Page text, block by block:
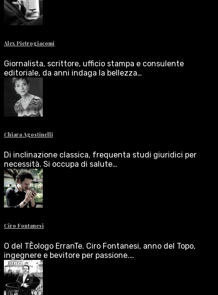
Alex Pietrogiacomi
Giornalista, scrittore, ufficio stampa e consulente
editoriale, da anni indaga la bellezza…
Chiara Agostinelli
Di inclinazione classica, frequenta studi giuridici per
necessità. Si occupa di salute…
Ciro Fontanesi
O del TÈologo ErranTe. Ciro Fontanesi, anno del Topo,
ingegnere e bevitore per passione.…